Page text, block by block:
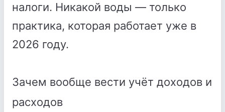
налоги. Никакой воды — только
практика, которая работает уже в
2026 году.
Зачем вообще вести учёт доходов и
расходов